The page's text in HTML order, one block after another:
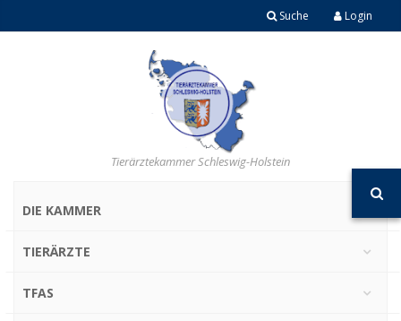
Login
Suche
Tierärztekammer Schleswig-Holstein
DIE KAMMER
TIERÄRZTE
TFAS